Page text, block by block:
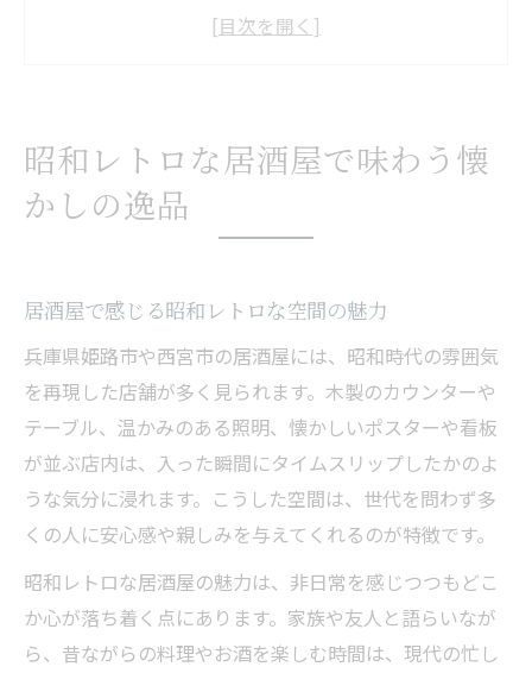
昔懐かしい居酒屋の雰囲気を楽しむポイン
昔懐かしいメニューが彩る居酒屋体験の魅力
居酒屋で味わう懐かしい家庭料理の魅力
昭和風居酒屋で出会える心温まる一品とは
懐かしい味わいが広がる居酒屋の工夫
兵庫の歴史を感じる居酒屋ならではの一皿
居酒屋で味わう兵庫の伝統料理の背景
老舗居酒屋が守る昔懐かしい味の秘密
地域に根付く居酒屋の昔の言い方と文化
昭和から続く居酒屋メニューの歴史とは
食事処として愛される居酒屋の役割
あの日を思い出す昭和風居酒屋の楽しみ方
昭和レトロな居酒屋で味わう懐
かしの逸品
居酒屋で感じる昭和レトロな空間の魅力
兵庫県姫路市や西宮市の居酒屋には、昭和時代の雰囲気
を再現した店舗が多く見られます。木製のカウンターや
テーブル、温かみのある照明、懐かしいポスターや看板
が並ぶ店内は、入った瞬間にタイムスリップしたかのよ
うな気分に浸れます。こうした空間は、世代を問わず多
くの人に安心感や親しみを与えてくれるのが特徴です。
昭和レトロな居酒屋の魅力は、非日常を感じつつもどこ
か心が落ち着く点にあります。家族や友人と語らいなが
ら、昔ながらの料理やお酒を楽しむ時間は、現代の忙し